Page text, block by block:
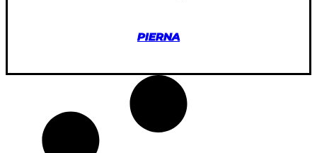
PIERNA